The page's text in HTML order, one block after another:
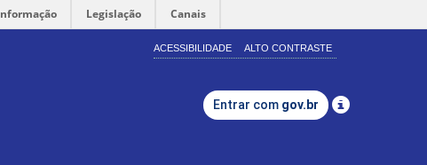
Legislação Canais
ACESSIBILIDADE ALTO CONTRASTE
Entrar com gov.br